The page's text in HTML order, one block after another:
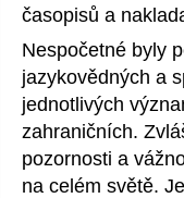
časopisů a
Nespočetné byly
jazykovědných a
jednotlivých
zahraničních.
pozornosti a
na celém světě.